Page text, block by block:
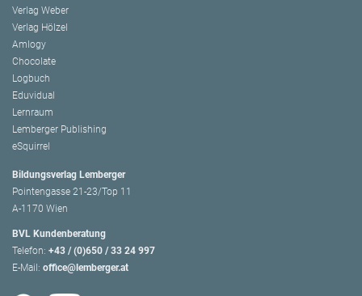
Verlag Weber
Verlag Hölzel
Amlogy
Chocolate
Logbuch
Eduvidual
Lernraum
Lemberger Publishing
eSquirrel
Bildungsverlag Lemberger
Pointengasse 21-23/Top 11
A-1170 Wien
BVL Kundenberatung
Telefon: +43 / (0)650 / 33 24 997
E-Mail: office@lemberger.at